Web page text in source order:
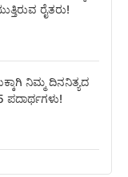
ರೈತರು!
ನಿಮ್ಮ ದಿನನಿತ್ಯದ
ಪದಾರ್ಥಗಳು!